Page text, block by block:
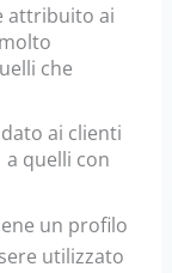
attribuito ai
che
ai clienti
quelli con
un profilo
utilizzato